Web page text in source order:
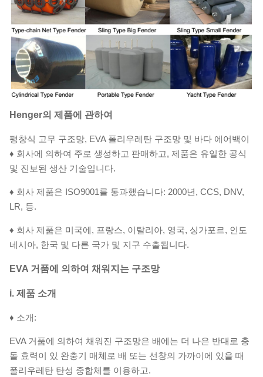
Henger의 제품에 관하여
팽창식 고무 구조망, EVA 폴리우레탄 구조망 및 바다 에어백이
♦ 회사에 의하여 주로 생성하고 판매하고, 제품은 유일한 공식
및 진보된 생산 기술입니다.
♦ 회사 제품은 ISO9001를 통과했습니다: 2000년, CCS, DNV,
LR, 등.
♦ 회사 제품은 미국에, 프랑스, 이탈리아, 영국, 싱가포르, 인도
네시아, 한국 및 다른 국가 및 지구 수출됩니다.
EVA 거품에 의하여 채워지는 구조망
i. 제품 소개
♦ 소개:
EVA 거품에 의하여 채워진 구조망은 배에는 더 나은 반대로 충
돌 효력이 있 완충기 매체로 배 또는 선창의 가까이에 있을 때
폴리우레탄 탄성 중합체를 이용하고.